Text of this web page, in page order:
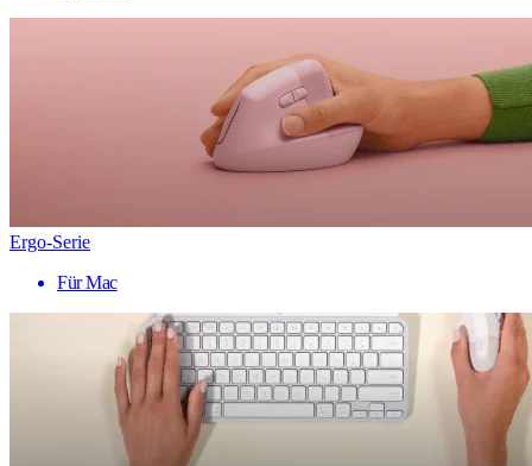
Ergo-Serie
Für Mac